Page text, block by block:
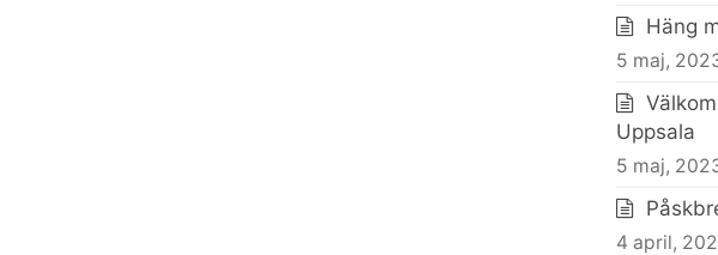
Häng
5 maj,
Uppsala
5 maj,
4 april,